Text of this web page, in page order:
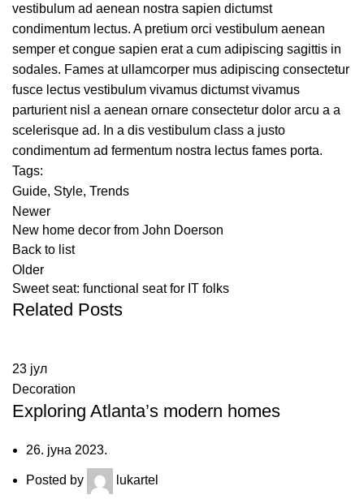
vestibulum ad aenean nostra sapien dictumst
condimentum lectus. A pretium orci vestibulum aenean
semper et congue sapien erat a cum adipiscing sagittis in
sodales. Fames at ullamcorper mus adipiscing consectetur
fusce lectus vestibulum vivamus dictumst vivamus
parturient nisl a aenean ornare consectetur dolor arcu a a
scelerisque ad. In a dis vestibulum class a justo
condimentum ad fermentum nostra lectus fames porta.
Tags:
Guide, Style, Trends
Newer
New home decor from John Doerson
Back to list
Older
Sweet seat: functional seat for IT folks
Related Posts
23 јул
Decoration
Exploring Atlanta’s modern homes
26. јуна 2023.
Posted by lukartel